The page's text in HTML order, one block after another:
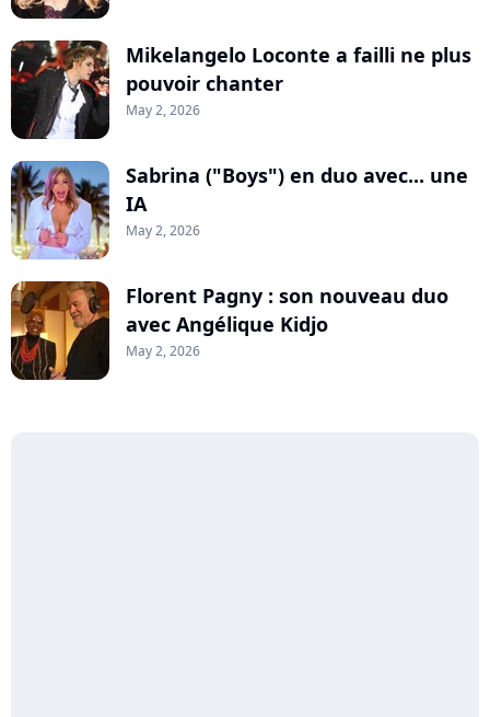
Mikelangelo Loconte a failli ne plus
pouvoir chanter
May 2, 2026
Sabrina ("Boys") en duo avec... une
IA
May 2, 2026
Florent Pagny : son nouveau duo
avec Angélique Kidjo
May 2, 2026